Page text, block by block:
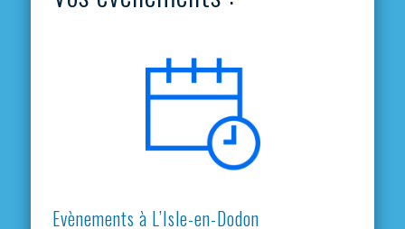
Evènements à L’Isle-en-Dodon